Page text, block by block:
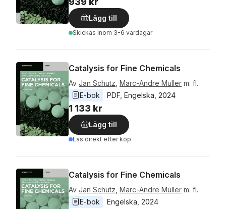
Lägg till
Skickas inom 3-6 vardagar
Catalysis for Fine Chemicals
Av Jan Schutz Marc-Andre Muller m. fl.
E-bok
PDF Engelska 2024
1 133 kr
Lägg till
Läs direkt efter köp
Catalysis for Fine Chemicals
Av Jan Schutz Marc-Andre Muller m. fl.
E-bok
Engelska 2024